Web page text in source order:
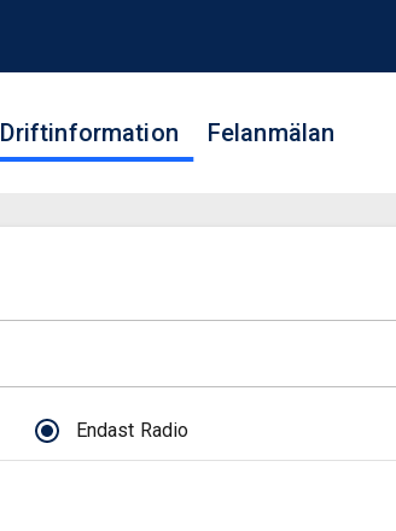
Driftinformation Felanmälan
Endast Radio